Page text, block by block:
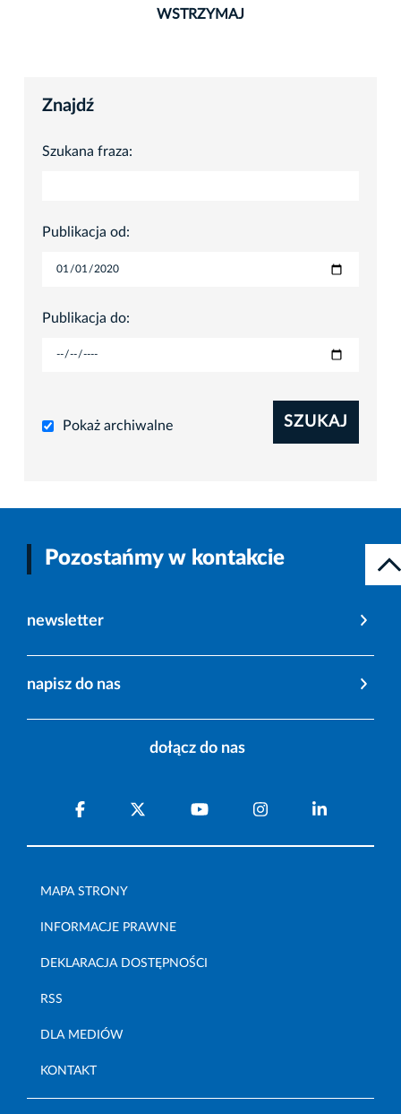
WSTRZYMAJ
Znajdź
Szukana fraza:
Publikacja od:
Publikacja do:
Pokaż archiwalne SZUKAJ
Pozostańmy w kontakcie
newsletter
napisz do nas
dołącz do nas
MAPA STRONY
INFORMACJE PRAWNE
DEKLARACJA DOSTĘPNOŚCI
RSS
DLA MEDIÓW
KONTAKT